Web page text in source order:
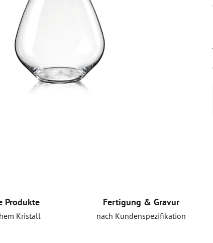
Produkte
Kristall
Fertigung & Gravur
nach Kundenspezifikation